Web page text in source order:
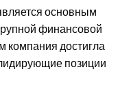
основным
финансовой
компания достигла
позиции